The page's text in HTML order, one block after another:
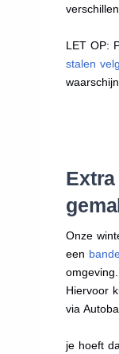
LET OP:
stalen
Onze
een
omgeving.
Hiervoor
via
je hoeft